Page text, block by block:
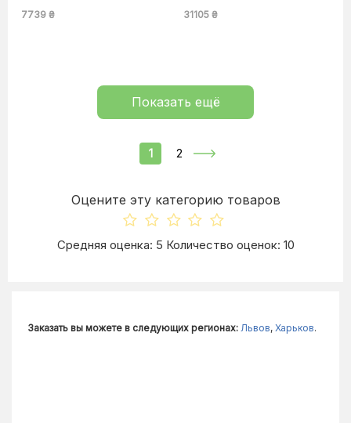
7739 ₴ 31105 ₴
Показать ещё
1 2
Оцените эту категорию товаров
Средняя оценка: 5 Количество оценок: 10
Заказать вы можете в следующих регионах: Львов, Харьков.